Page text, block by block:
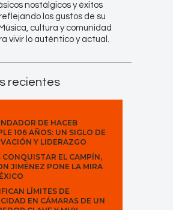
nostálgicos y éxitos
los gustos de su
cultura y comunidad
vivir lo auténtico y actual.
recientes
DE HACEB
106 AÑOS: UN SIGLO DE
Y LIDERAZGO
CONQUISTAR EL CAMPÍN,
JIMÉNEZ PONE LA MIRA
LÍMITES DE
EN CÁMARAS DE UN